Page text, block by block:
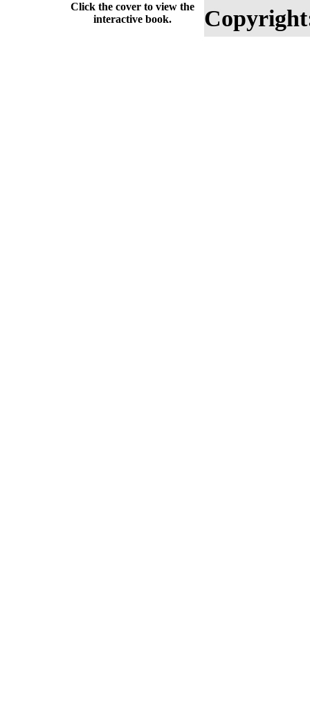
Click the cover to view the
interactive book.